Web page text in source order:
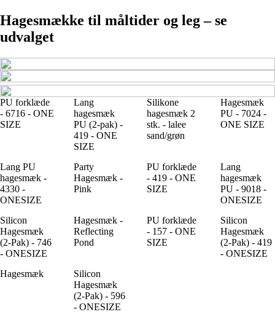
Hagesmække til måltider og leg – se
udvalget
PU forklæde
- 6716 - ONE
SIZE
Lang
hagesmæk
PU (2-pak) -
419 - ONE
SIZE
Silikone
hagesmæk 2
stk. - lalee
sand/grøn
Hagesmæk
PU - 7024 -
ONE SIZE
Lang PU
hagesmæk -
4330 -
ONESIZE
Party
Hagesmæk -
Pink
PU forklæde
- 419 - ONE
SIZE
Lang
hagesmæk
PU - 9018 -
ONESIZE
Silicon
Hagesmæk
(2-Pak) - 746
- ONESIZE
Hagesmæk -
Reflecting
Pond
PU forklæde
- 157 - ONE
SIZE
Silicon
Hagesmæk
(2-Pak) - 419
- ONESIZE
Hagesmæk
Silicon
Hagesmæk
(2-Pak) - 596
- ONESIZE